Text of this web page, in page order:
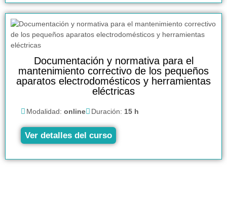
Documentación y normativa para el
mantenimiento correctivo de los pequeños
aparatos electrodomésticos y herramientas
eléctricas
Modalidad: online Duración: 15 h
Ver detalles del curso